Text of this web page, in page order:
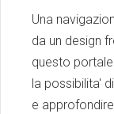
Una
da un design
questo
la possibilita'
e